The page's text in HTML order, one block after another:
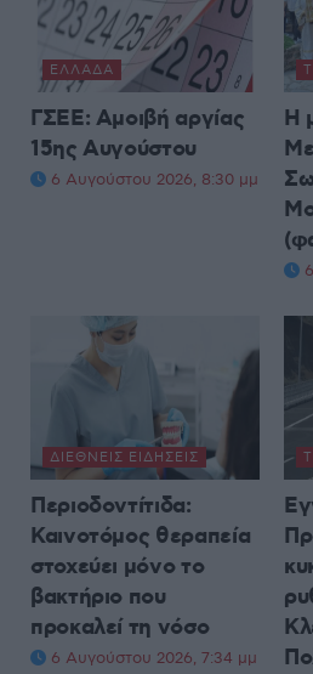
ΕΛΛΆΔΑ
ΓΣΕΕ: Αμοιβή αργίας
15ης Αυγούστου
6 Αυγούστου 2026, 8:30 μμ
Η
ΔΙΕΘΝΕΊΣ ΕΙΔΉΣΕΙΣ
Περιοδοντίτιδα:
Καινοτόμος θεραπεία
στοχεύει μόνο το
βακτήριο που
προκαλεί τη νόσο
6 Αυγούστου 2026, 7:34 μμ